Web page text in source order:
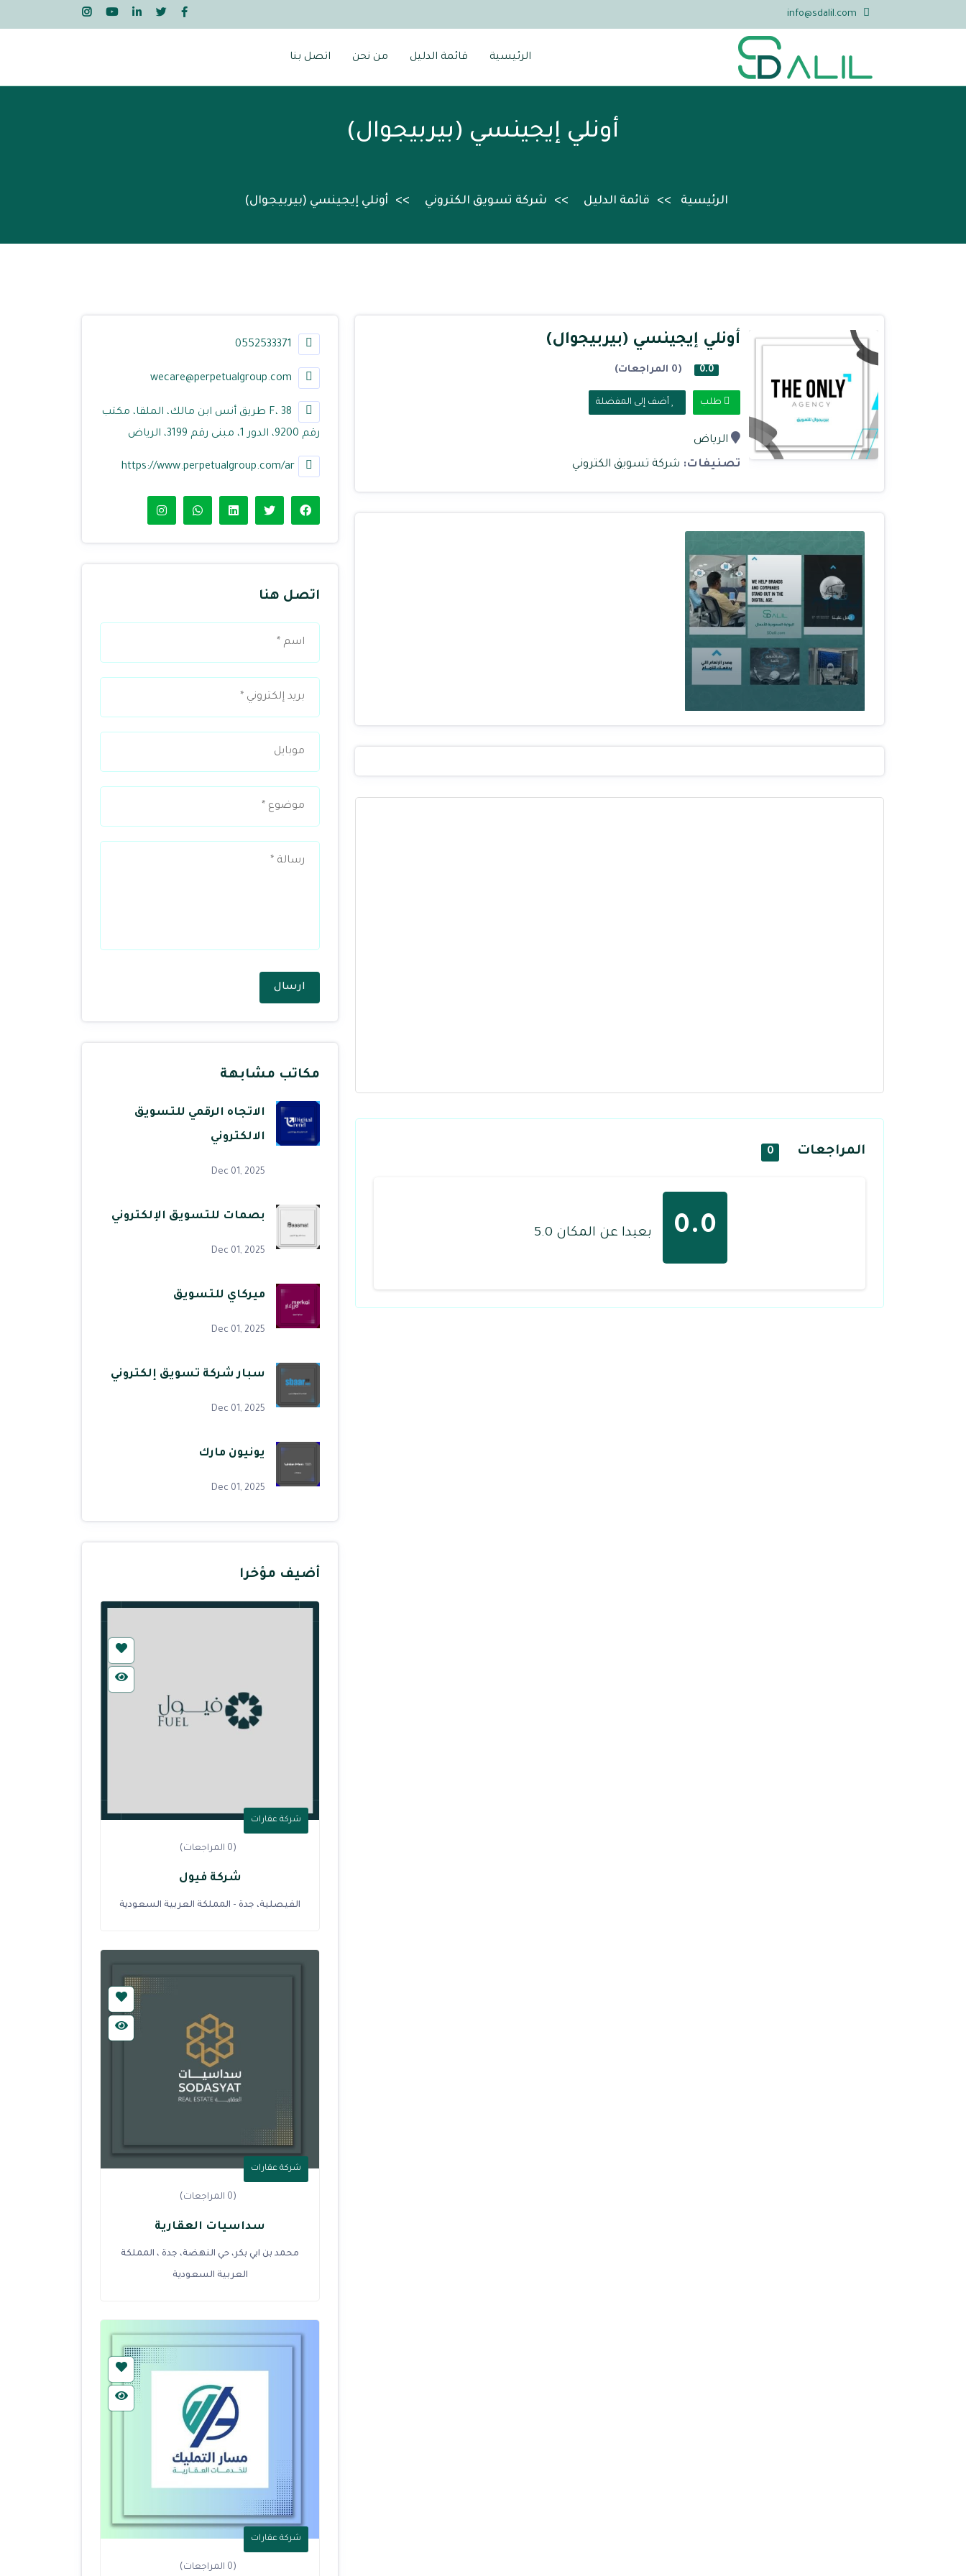
info@sdalil.com
الرئيسية قائمة الدليل من نحن اتصل بنا
أونلي إيجينسي (بيربيجوال)
الرئيسية قائمة الدليل شركة تسويق الكتروني أونلي إيجينسي (بيربيجوال)
أونلي إيجينسي (بيربيجوال)
0.0 (0 المراجعات)
طلب أضف إلى المفضلة
الرياض
تصنيفات: شركة تسويق الكتروني
المراجعات 0
0.0 بعيدا عن المكان 5.0
wecare@perpetualgroup.com
F، 38 طريق أنس ابن مالك، الملقا، مكتب
رقم 9200، الدور 1، مبنى رقم 3199، الرياض
https://www.perpetualgroup.com/ar
اتصل هنا
ارسال
مكاتب مشابهة
الاتجاه الرقمي للتسويق
الالكتروني
Dec 01, 2025
بصمات للتسويق الإلكتروني
Dec 01, 2025
ميركاي للتسويق
Dec 01, 2025
سبار شركة تسويق إلكتروني
Dec 01, 2025
يونيون مارك
Dec 01, 2025
أضيف مؤخرا
شركة عقارات
(0 المراجعات)
شركة فيول
الفيصلية، جدة - المملكة العربية السعودية
شركة عقارات
(0 المراجعات)
سداسيات العقارية
محمد بن ابي بكر، حي النهضة، جدة ، المملكة
العربية السعودية
شركة عقارات
(0 المراجعات)